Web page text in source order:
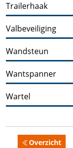
Trailerhaak
Valbeveiliging
Wandsteun
Wantspanner
Wartel
Overzicht